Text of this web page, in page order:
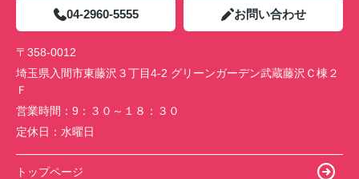
04-2960-5555 お問い合わせ
〒358-0012
埼玉県入間市東藤沢３丁目4-2 グリーンガーデン武蔵藤沢Ｃ棟２
Ｆ
営業時間： 9：３０～１８：３０
定休日： 水曜日
トップページ